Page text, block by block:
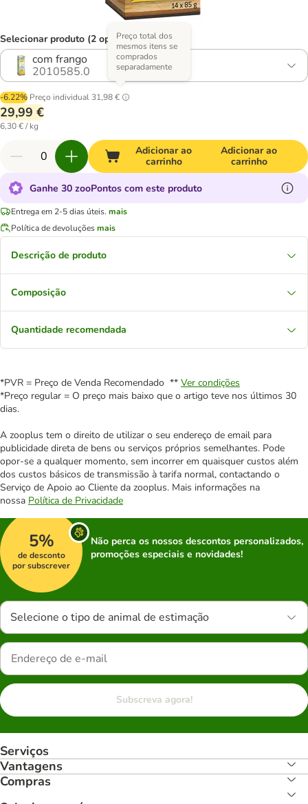
Selecionar produto (2 opções)
com frango
2010585.0
-6.22% Preço individual 31,98 €
Preço total dos
mesmos itens se
comprados
separadamente
29,99 €
6,30 € / kg
Adicionar ao
carrinho
Adicionar ao
carrinho
Ganhe 30 zooPontos com este produto
Entrega em 2-5 dias úteis. mais
Política de devoluçõesmais
Descrição de produto
Composição
Quantidade recomendada
*PVR = Preço de Venda Recomendado ** Ver condições
*Preço regular = O preço mais baixo que o artigo teve nos últimos 30
dias.
A zooplus tem o direito de utilizar o seu endereço de email para
publicidade direta de bens ou serviços próprios semelhantes. Pode
opor-se a qualquer momento, sem incorrer em quaisquer custos além
dos custos básicos de transmissão à tarifa normal, contactando o
Serviço de Apoio ao Cliente da zooplus. Mais informações na
nossa Política de Privacidade
5%
de desconto
por subscrever
Não perca os nossos descontos personalizados,
promoções especiais e novidades!
Selecione o tipo de animal de estimação
Subscreva agora!
Serviços
Vantagens
Compras